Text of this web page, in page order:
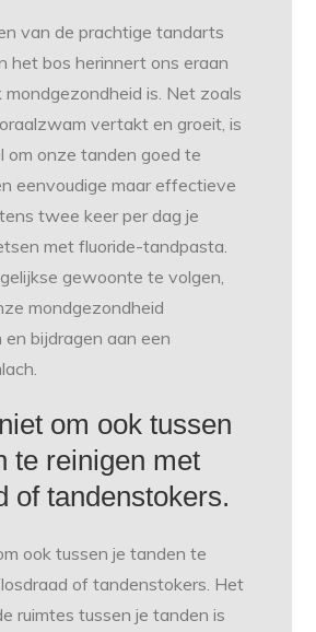
van de prachtige tandarts
het bos herinnert ons eraan
mondgezondheid is. Net zoals
vertakt en groeit, is
om onze tanden goed te
eenvoudige maar effectieve
twee keer per dag je
met fluoride-tandpasta.
gewoonte te volgen,
mondgezondheid
en bijdragen aan een
om ook tussen
te reinigen met
of tandenstokers.
ook tussen je tanden te
of tandenstokers. Het
ruimtes tussen je tanden is